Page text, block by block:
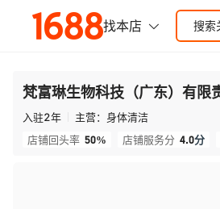
入驻2年 主营： 身体清洁
店铺回头率 50% 店铺服务分 4.0分